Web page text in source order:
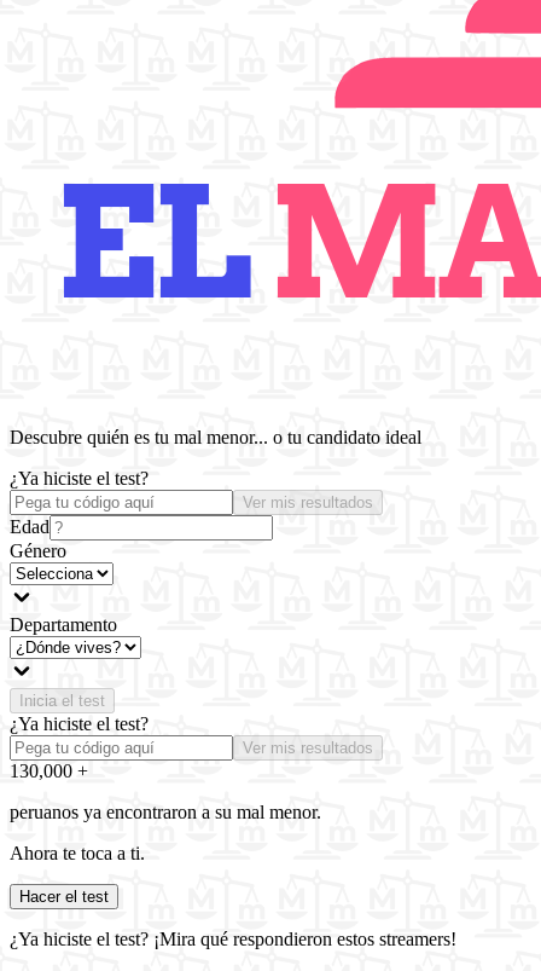
Descubre quién es tu mal menor... o tu candidato ideal
¿Ya hiciste el test?
Ver mis resultados
Edad
Género
Departamento
Inicia el test
¿Ya hiciste el test?
Ver mis resultados
130,000 +
peruanos ya encontraron a su mal menor.
Ahora te toca a ti.
Hacer el test
¿Ya hiciste el test? ¡Mira qué respondieron estos streamers!